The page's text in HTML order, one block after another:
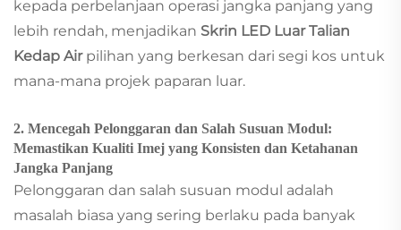
kepada perbelanjaan operasi jangka panjang yang
lebih rendah, menjadikan Skrin LED Luar Talian
Kedap Air pilihan yang berkesan dari segi kos untuk
mana-mana projek paparan luar.
2. Mencegah Pelonggaran dan Salah Susuan Modul:
Memastikan Kualiti Imej yang Konsisten dan Ketahanan
Jangka Panjang
Pelonggaran dan salah susuan modul adalah
masalah biasa yang sering berlaku pada banyak